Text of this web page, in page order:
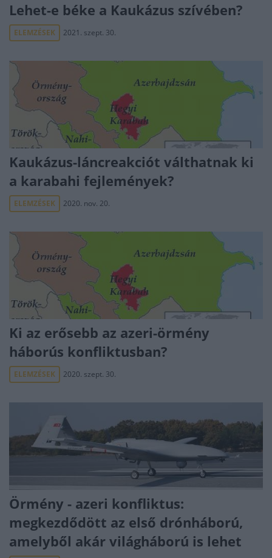
Lehet-e béke a Kaukázus szívében?
ELEMZÉSEK 2021. szept. 30.
Kaukázus-láncreakciót válthatnak ki
a karabahi fejlemények?
ELEMZÉSEK 2020. nov. 20.
Ki az erősebb az azeri-örmény
háborús konfliktusban?
ELEMZÉSEK 2020. szept. 30.
Örmény - azeri konfliktus:
megkezdődött az első drónháború,
amelyből akár világháború is lehet